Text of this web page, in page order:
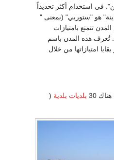
في استخدام أكثر تحديداً
هو "ستوربي" (بمعنى "
تتمتع بامتيازات
تُعرف هذه المدن باسم
امتيازاتها من خلال
30 بلديات بلدية (